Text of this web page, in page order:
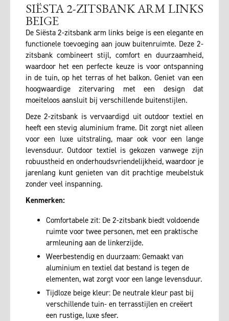
SIËSTA 2-ZITSBANK ARM LINKS
BEIGE
De Siësta 2-zitsbank arm links beige is een elegante en
functionele toevoeging aan jouw buitenruimte. Deze 2-
zitsbank combineert stijl, comfort en duurzaamheid,
waardoor het een perfecte keuze is voor ontspanning
in de tuin, op het terras of het balkon. Geniet van een
hoogwaardige zitervaring met een design dat
moeiteloos aansluit bij verschillende buitenstijlen.
Deze 2-zitsbank is vervaardigd uit outdoor textiel en
heeft een stevig aluminium frame. Dit zorgt niet alleen
voor een luxe uitstraling, maar ook voor een lange
levensduur. Outdoor textiel is gekozen vanwege zijn
robuustheid en onderhoudsvriendelijkheid, waardoor je
jarenlang kunt genieten van dit prachtige meubelstuk
zonder veel inspanning.
Kenmerken:
Comfortabele zit: De 2-zitsbank biedt voldoende
ruimte voor twee personen, met een praktische
armleuning aan de linkerzijde.
Weerbestendig en duurzaam: Gemaakt van
aluminium en textiel dat bestand is tegen de
elementen, wat zorgt voor een lange levensduur.
Tijdloze beige kleur: De neutrale kleur past bij
verschillende tuin- en terrasstijlen en creëert
een rustige, luxe sfeer.